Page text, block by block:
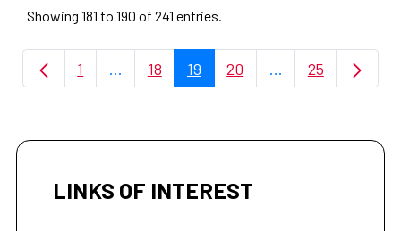
Showing 181 to 190 of 241 entries.
Page
1 ...Intermediate Pages Use TAB to navigate.
Page
18 Page
19 Page
20 ...Intermediate
Page
25
LINKS OF INTEREST